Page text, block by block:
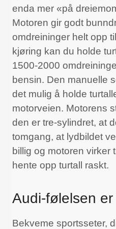
enda mer «på
Motoren gir godt
omdreininger helt opp
kjøring kan du holde
1500-2000
bensin. Den manuelle
det mulig å holde
motorveien. Motorens
den er tre-sylindret, at
tomgang, at lydbildet
billig og motoren virker
hente opp turtall raskt.
Audi-følelsen
Bekveme sportsseter,